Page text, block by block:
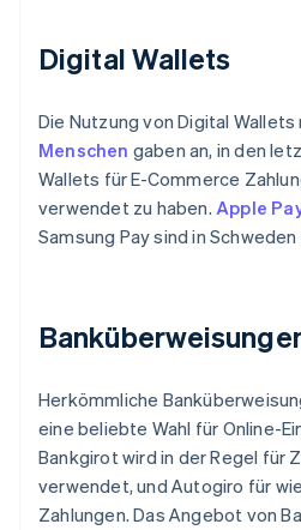
Digital Wallets
Die Nutzung von Digital
Menschen gaben an, in den
Wallets für E-Commerce
verwendet zu haben. Apple
Samsung Pay sind in
Herkömmliche
eine beliebte Wahl für Online-
Bankgirot wird in der Regel für
verwendet, und Autogiro für
Zahlungen. Das Angebot von